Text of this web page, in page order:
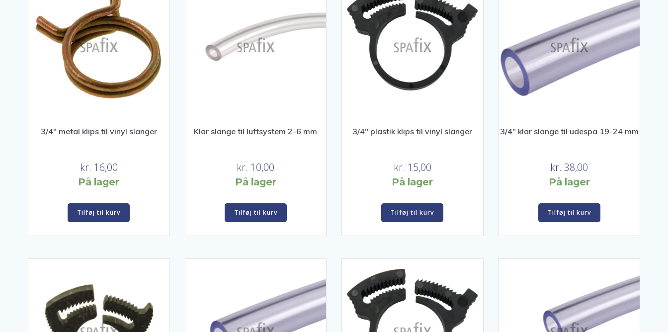
3/4″ metal klips til vinyl slanger
kr. 16,00
På lager
Tilføj til kurv
Klar slange til luftsystem 2-6 mm
kr. 10,00
På lager
Tilføj til kurv
3/4″ plastik klips til vinyl slanger
kr. 15,00
På lager
Tilføj til kurv
3/4″ klar slange til udespa 19-24 mm
kr. 38,00
På lager
Tilføj til kurv